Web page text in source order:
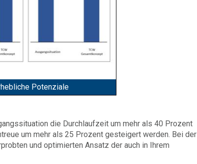
Potenziale
die Durchlaufzeit um mehr als 40 Prozent
um mehr als 25 Prozent gesteigert werden. Bei der
und optimierten Ansatz der auch in Ihrem